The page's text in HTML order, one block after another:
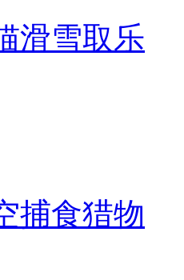
滑雪取乐
捕食猎物